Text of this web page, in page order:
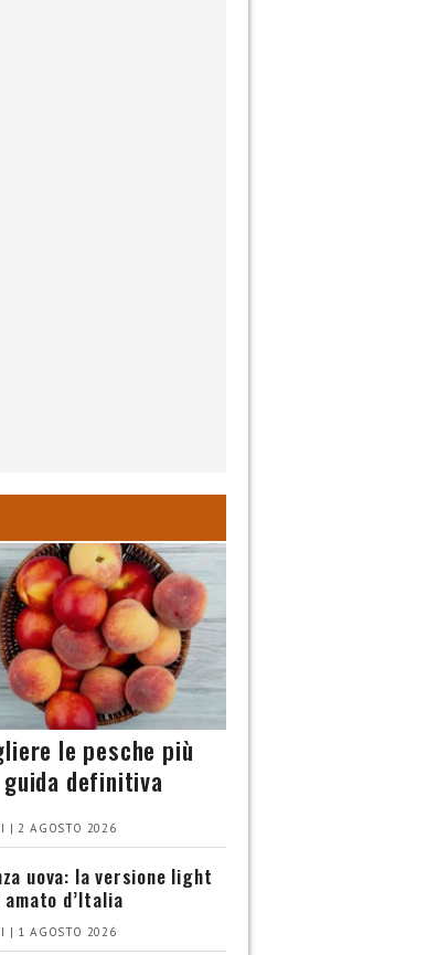
le pesche più
guida definitiva
| 2 AGOSTO 2026
uova: la versione light
d’Italia
| 1 AGOSTO 2026